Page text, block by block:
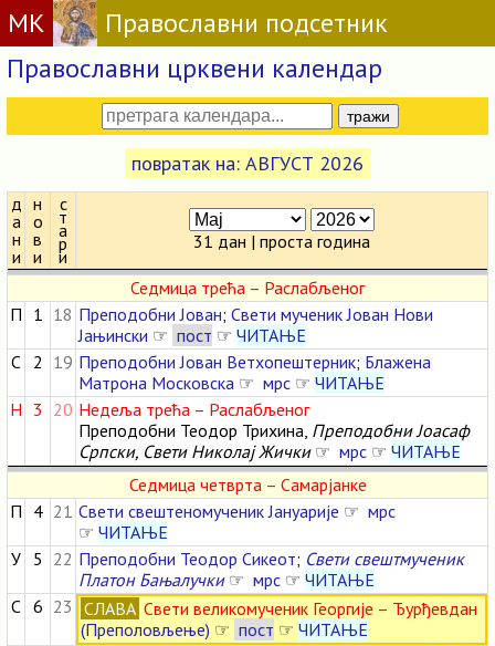
МК
Православни подсетник
Православни црквени календар
повратак на: АВГУСТ 2026
д
а
н
и
н
о
в
и
с
т
а
р
и
31 дан | проста година
Седмица трећа – Раслабљеног
П 1 18 Преподобни Јован; Свети мученик Јован Нови
Јањински ☞ пост ☞ ЧИТАЊЕ
С 2 19 Преподобни Јован Ветхопештерник; Блажена
Матрона Московска ☞ мрс ☞ ЧИТАЊЕ
Н 3 20 Недеља трећа – Раслабљеног
Преподобни Теодор Трихина, Преподобни Јоасаф
Српски, Свети Николај Жички☞ мрс ☞ ЧИТАЊЕ
Седмица четврта – Самарјанке
П 4 21 Свети свештеномученик Јануарије ☞ мрс
☞ ЧИТАЊЕ
У 5 22 Преподобни Теодор Сикеот; Свети свештмученик
Платон Бањалучки☞ мрс ☞ ЧИТАЊЕ
С 6 23 СЛАВА Свети великомученик Георгије – Ђурђевдан
(Преполовљење) ☞ пост ☞ ЧИТАЊЕ